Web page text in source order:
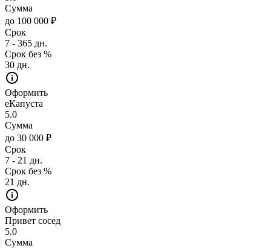
Сумма
до 100 000 ₽
Срок
7 - 365 дн.
Срок без %
30 дн.
Оформить
еКапуста
5.0
Сумма
до 30 000 ₽
Срок
7 - 21 дн.
Срок без %
21 дн.
Оформить
Привет сосед
5.0
Сумма